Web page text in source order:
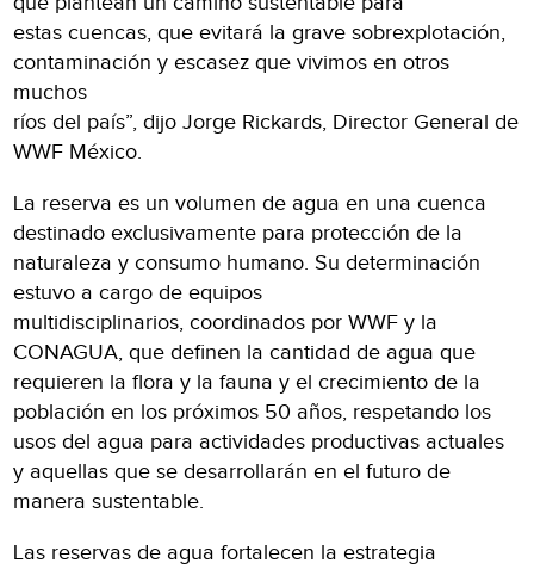
estas cuencas, que evitará la grave sobrexplotación,
contaminación y escasez que vivimos en otros
muchos
ríos del país”, dijo Jorge Rickards, Director General de
WWF México.
La reserva es un volumen de agua en una cuenca
destinado exclusivamente para protección de la
naturaleza y consumo humano. Su determinación
estuvo a cargo de equipos
multidisciplinarios, coordinados por WWF y la
CONAGUA, que definen la cantidad de agua que
requieren la flora y la fauna y el crecimiento de la
población en los próximos 50 años, respetando los
usos del agua para actividades productivas actuales
y aquellas que se desarrollarán en el futuro de
manera sustentable.
Las reservas de agua fortalecen la estrategia